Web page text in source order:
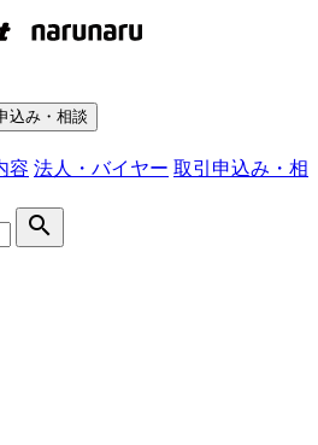
込み・相談
容 法人・バイヤー 取引申込み・相
search